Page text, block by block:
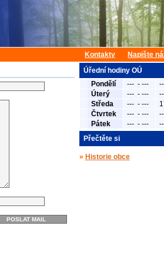
Kontakty Napište
Úřední hodiny OÚ
Pondělí --- - ---
Úterý
--- - ---
Středa
--- - ---
Čtvrtek
--- - ---
Pátek
--- - ---
Přečtěte si
» Historie obce